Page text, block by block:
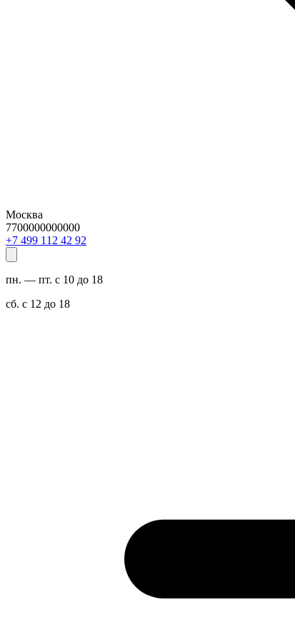
Москва
7700000000000
29 24 211 994 7+
пн. — пт. с 10 до 18
сб. с 12 до 18